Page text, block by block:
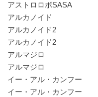
アストロロボSASA
アルカノイド
アルカノイド2
アルカノイド2
アルマジロ
アルマジロ
イー・アル・カンフー
イー・アル・カンフー